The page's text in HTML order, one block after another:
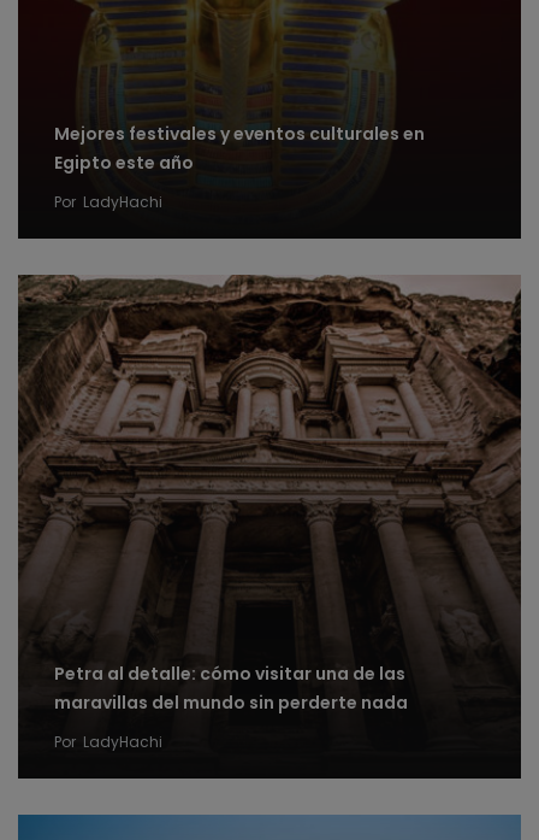
Mejores festivales y eventos culturales en
Egipto este año
Por LadyHachi
Petra al detalle: cómo visitar una de las
maravillas del mundo sin perderte nada
Por LadyHachi